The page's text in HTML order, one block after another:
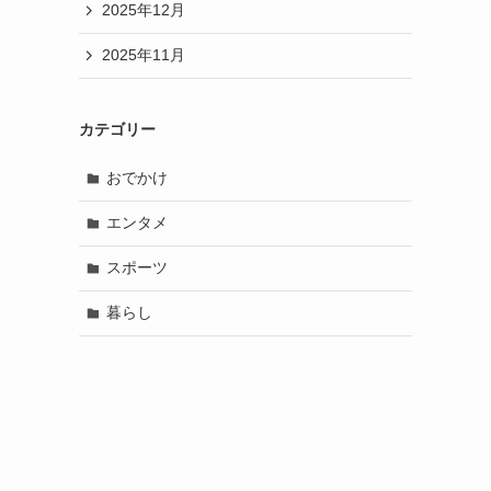
2025年12月
2025年11月
カテゴリー
おでかけ
エンタメ
スポーツ
暮らし